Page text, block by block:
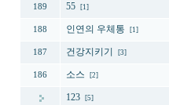
189 55 [1]
188 인연의 우체통 [1]
187 건강지키기 [3]
186 소스 [2]
123 [5]